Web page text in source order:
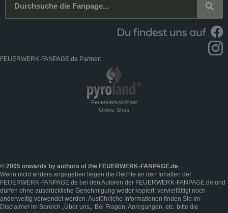
FEUERWERK-FANPAGE.de Partner:
Feuerwerkskörper
Online-Shop
© 2005 onwards by authors of the FEUERWERK-FANPAGE.de
Wenn nicht anders angegeben liegen die Rechte an den Inhalten der
FEUERWERK-FANPAGE.de bei den Autoren der FEUERWERK-FANPAGE.de und
dürfen ohne ausdrückliche Genehmigung weder kopiert, vervielfältigt noch
anderweitig verwendet werden. Ausführliche Informationen finden Sie im
Disclaimer im Bereich „Über uns„. Bei Fragen, Anregungen, etc. bitte die